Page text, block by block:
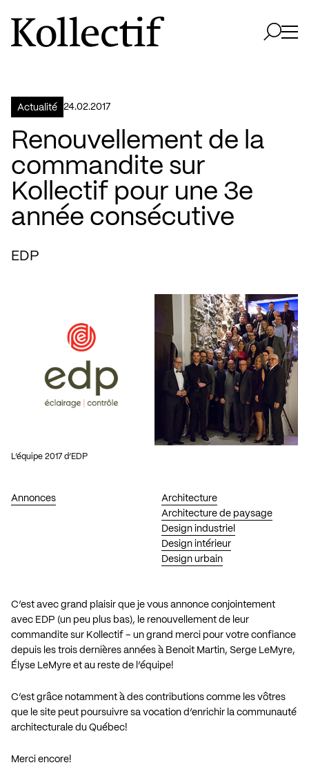
Aller à la page d'accueil
Logo Kollectif
Actualité 24.02.2017
Renouvellement de la
commandite sur
Kollectif pour une 3e
année consécutive
EDP
Annonces
Architecture
Architecture de paysage
Design industriel
Design intérieur
Design urbain
L’équipe 2017 d’EDP
C’est avec grand plaisir que je vous annonce conjointement
avec EDP (un peu plus bas), le renouvellement de leur
commandite sur Kollectif – un grand merci pour votre confiance
depuis les trois dernières années à Benoit Martin, Serge LeMyre,
Élyse LeMyre et au reste de l’équipe!
C’est grâce notamment à des contributions comme les vôtres
que le site peut poursuivre sa vocation d’enrichir la communauté
architecturale du Québec!
Merci encore!